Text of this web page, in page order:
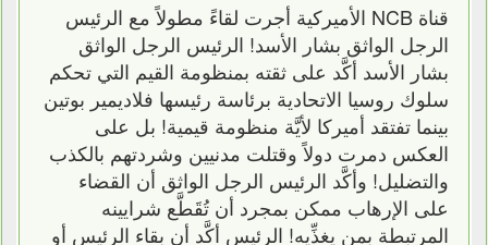
قناة NCB الأميركية أجرت لقاءً مطولاً مع الرئيس
الرجل الواثق بشار الأسد! الرئيس الرجل الواثق
بشار الأسد أكَّد على ثقته بمنظومة القيم التي تحكم
سلوك روسيا الاتحادية برئاسة رئيسها فلاديمير بوتين
بينما تفتقد أميركا لأيَّة منظومة قيمية! بل على
العكس دمرت دولاً وقتلت مدنيين وشردتهم بالكذب
والتضليل! وأكَّد الرئيس الرجل الواثق أن القضاء
على الإرهاب ممكن بمجرد أن تُقَطَّع شرايينه
المرتبطة بمن يغذِّيه! الرئيس أكَّد أن بقاء الرئيس أو